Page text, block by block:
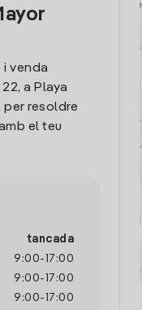
venda
a Playa
per resoldre
el teu
tancada
9:00- 17:00
9:00- 17:00
9:00- 17:00